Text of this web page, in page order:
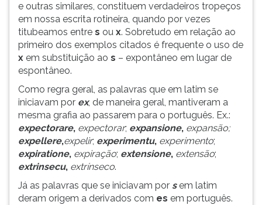
esquerda
para
continuar
pressione
(primeira
tecla
direita
Para
e outras similares, constituem verdadeiros tropeços
em nossa escrita rotineira, quando por vezes
titubeamos entre s ou x. Sobretudo em relação ao
primeiro dos exemplos citados é frequente o uso de
x em substituição ao s – expontâneo em lugar de
espontâneo.
Como regra geral, as palavras que em latim se
iniciavam por ex, de maneira geral, mantiveram a
mesma grafia ao passarem para o português. Ex.:
expectorare, expectorar; expansione, expansão;
expellere,expelir; experimentu, experimento;
expiratione, expiração; extensione, extensão;
extrinsecu, extrínseco.
Já as palavras que se iniciavam por sem latim
deram origem a derivados com es em português.